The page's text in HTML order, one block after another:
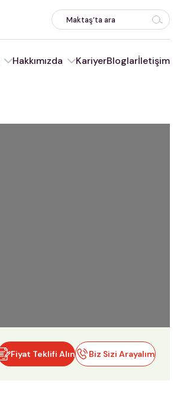
Hakkımızda KariyerBloglarİletişim
Fiyat Teklifi Alın Biz Sizi Arayalım